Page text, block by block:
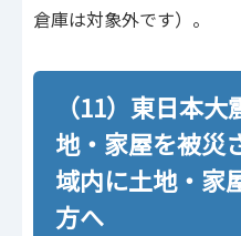
倉庫は対象外です）。
（11）東日本
地・家屋を被災
域内に土地・家
方へ